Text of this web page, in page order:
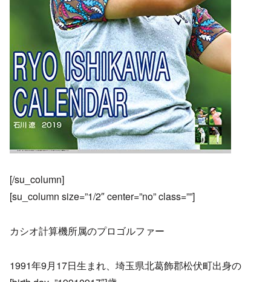
[/su_column]
[su_column size=”1/2″ center=”no” class=””]
カシオ計算機所属のプロゴルファー
1991年9月17日生まれ、埼玉県北葛飾郡松伏町出身の